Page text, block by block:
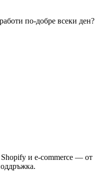
по-добре всеки ден?
и e-commerce — от